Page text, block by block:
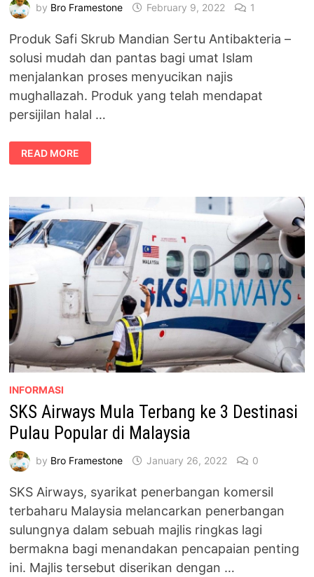
by Bro Framestone February 9, 2022 1
Produk Safi Skrub Mandian Sertu Antibakteria –
solusi mudah dan pantas bagi umat Islam
menjalankan proses menyucikan najis
mughallazah. Produk yang telah mendapat
persijilan halal …
SUCI
NAJIS
MUGHALLAZAH
SKRUB
MANDIAN
SERTU
ANTIBAKTERIA
READ MORE
INFORMASI
SKS Airways Mula Terbang ke 3 Destinasi
Pulau Popular di Malaysia
by Bro Framestone January 26, 2022 0
SKS Airways, syarikat penerbangan komersil
terbaharu Malaysia melancarkan penerbangan
sulungnya dalam sebuah majlis ringkas lagi
bermakna bagi menandakan pencapaian penting
ini. Majlis tersebut diserikan dengan …